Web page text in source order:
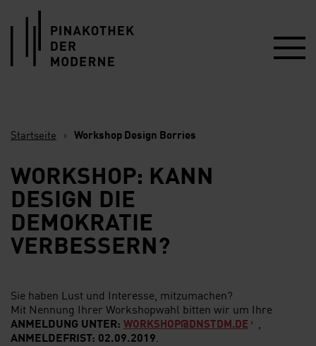
Startseite › Workshop Design Borries
WORKSHOP: KANN
DESIGN DIE
DEMOKRATIE
VERBESSERN?
Sie haben Lust und Interesse, mitzumachen?
Mit Nennung Ihrer Workshopwahl bitten wir um Ihre
ANMELDUNG UNTER: WORKSHOP@DNSTDM.DE
,
ANMELDEFRIST: 02.09.2019.